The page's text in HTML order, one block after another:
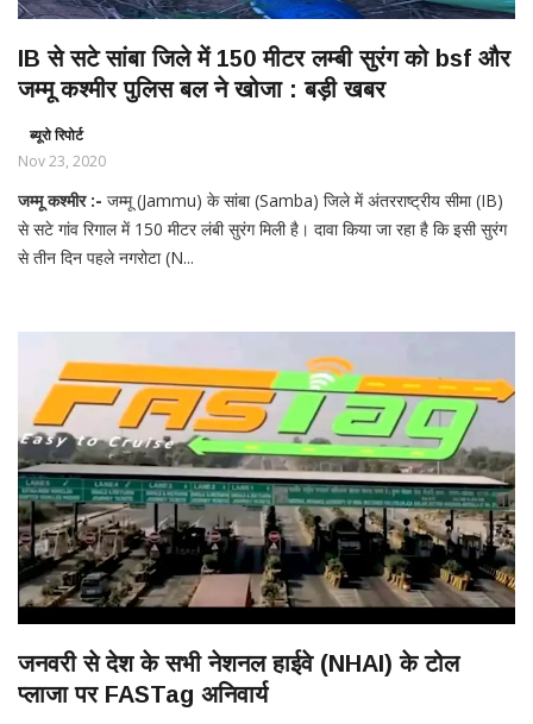
IB से सटे सांबा जिले में 150 मीटर लम्बी सुरंग को bsf और
जम्मू कश्मीर पुलिस बल ने खोजा : बड़ी खबर
ब्यूरो रिपोर्ट
Nov 23, 2020
जम्मू कश्मीर :- जम्मू (Jammu) के सांबा (Samba) जिले में अंतरराष्ट्रीय सीमा (IB)
से सटे गांव रिगाल में 150 ​मीटर लंबी सुरंग मिली है। दावा किया जा रहा है कि इसी सुरंग
से तीन दिन पहले नगरोटा (N...
जनवरी से देश के सभी नेशनल हाईवे (NHAI) के टोल
प्लाजा पर FASTag अनिवार्य